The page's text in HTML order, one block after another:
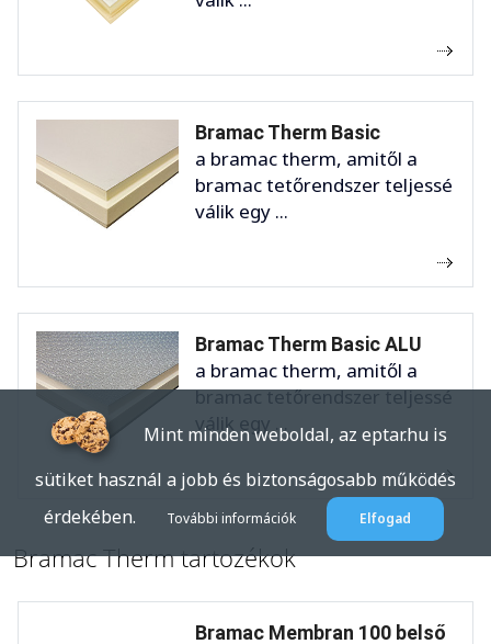
Bramac Therm Basic
a bramac therm, amitől a
bramac tetőrendszer teljessé
válik egy ...
Bramac Therm Basic ALU
a bramac therm, amitől a
bramac tetőrendszer teljessé
válik egy ...
Bramac Therm tartozékok
Bramac Membran 100 belső
Mint minden weboldal, az eptar.hu is
sütiket használ a jobb és biztonságosabb működés
érdekében.
További információk Elfogad